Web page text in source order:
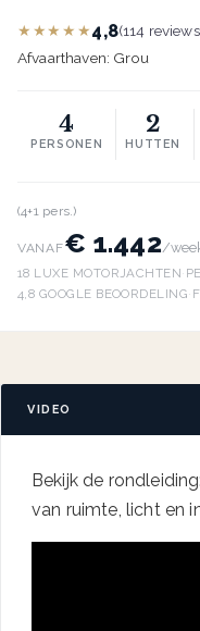
★★★★★4,8(114
Afvaarthaven: Grou
4
PERSONEN
2
HUTTEN
(4+1 pers.)
VANAF€ 1.442/
18 LUXE MOTORJACHTEN·
4,8 GOOGLE BEOORDELING·
VIDEO
Bekijk de
van ruimte, licht en